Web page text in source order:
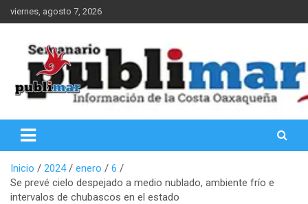
Saltar
al
viernes, agosto 7, 2026
PubliMar
Inicio 2024 enero
6
Se prevé cielo despejado a medio nublado, ambiente frío e
intervalos de chubascos en el estado